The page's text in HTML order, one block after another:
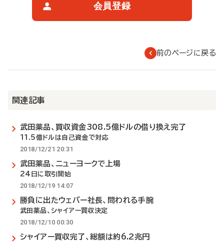
会員登録
前のページに戻る
関連記事
武田薬品、買収資金308.5億ドルの借り換え完了
11.5億ドルは自己資金で対応
2018/12/21 20:31
武田薬品、ニューヨークで上場
24日に取引開始
2018/12/19 14:07
勝負に出たウェバー社長、問われる手腕
武田薬品、シャイアー買収決定
2018/12/10 00:30
シャイアー買収完了、総額は約6.2兆円